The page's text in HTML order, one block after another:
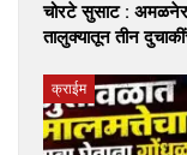
चोरटे सुसाट : अमळनेर
तालुक्यातून तीन
क्राईम